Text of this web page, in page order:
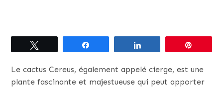
Le cactus Cereus, également appelé cierge, est une
plante fascinante et majestueuse qui peut apporter